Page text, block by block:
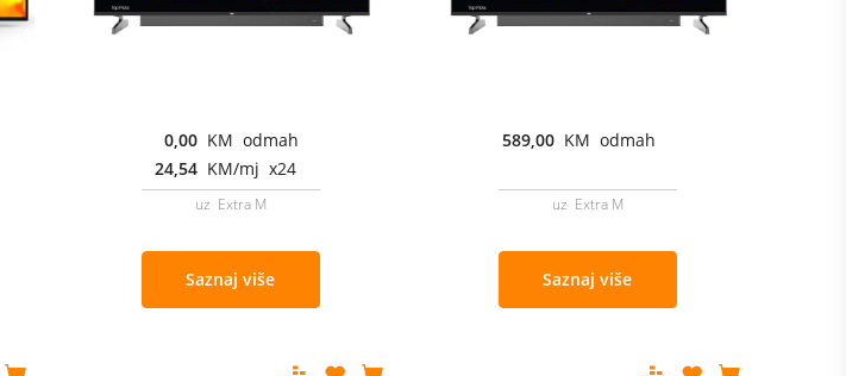
0,00 KM odmah
24,54 KM/mj x24
uz Extra M
Saznaj više
589,00 KM odmah
uz Extra M
Saznaj više